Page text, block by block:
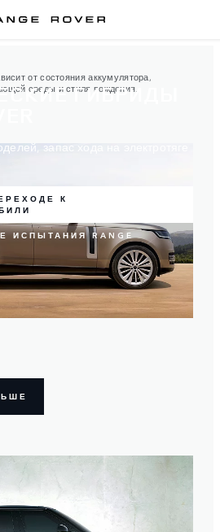
ГИБРИДЫ
запас хода на электротяге
К
ИСПЫТАНИЯ RANGE
от состояния аккумулятора,
среды и стиля вождения.